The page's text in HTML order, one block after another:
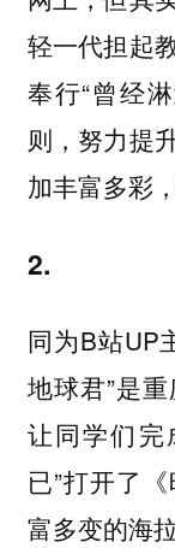
轻一代担起
奉行“曾经
则，努力提
加丰富多彩
2.
同为B站UP
地球君”是
让同学们完
已”打开了
富多变的海